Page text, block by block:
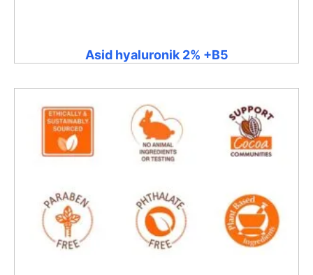
Asid hyaluronik 2% +B5